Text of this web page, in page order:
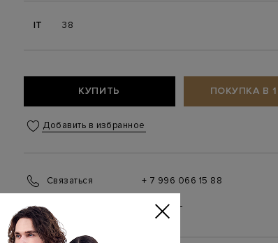
IT 38
КУПИТЬ ПОКУПКА В
Добавить в избранное
Связаться
+ 7 996 066 15 88
(ежедневно с 10:00 до 21:00)